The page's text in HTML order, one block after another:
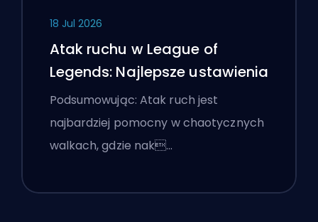
18 Jul 2026
Atak ruchu w League of
Legends: Najlepsze ustawienia
Podsumowując: Atak ruch jest
najbardziej pomocny w chaotycznych
walkach, gdzie nak…